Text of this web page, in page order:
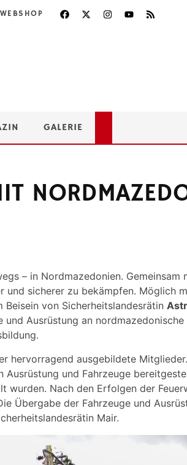
WEBSHOP
GALERIE
– in Nordmazedonien. Gemeinsam
und sicherer zu bekämpfen. Möglich
von Sicherheitslandesrätin
und Ausrüstung an
hervorragend ausgebildete
Ausrüstung und Fahrzeuge
wurden. Nach den Erfolgen der
Übergabe der Fahrzeuge und
Mair.